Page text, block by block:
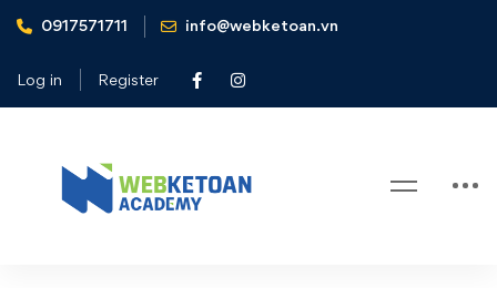
0917571711 info@webketoan.vn
Log in Register
Home
Nghiệp vụ Kế toán & Thuế
đối với văn phòng đại diện